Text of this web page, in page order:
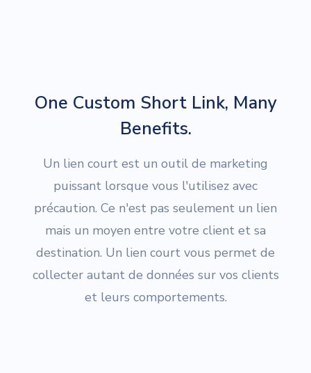
One Custom Short Link, Many
Benefits.
Un lien court est un outil de marketing
puissant lorsque vous l'utilisez avec
précaution. Ce n'est pas seulement un lien
mais un moyen entre votre client et sa
destination. Un lien court vous permet de
collecter autant de données sur vos clients
et leurs comportements.